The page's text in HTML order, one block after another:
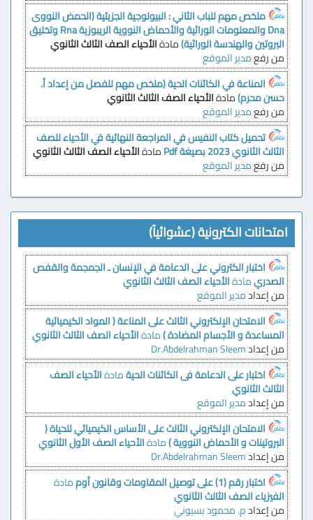
ملخص مهم للباب الثاني : البيولوجية الجزيئية (الحمض النووى
Dna والمعلومات الوراثية والأحماض النووية الريبوزية Rna وتخليق
البروتين والهندسة الوراثية)مادةالأحياء الصف الثالث الثانوي
من رفعمدير الموقع
المناعة في الكائنات الحية (ملخص مهم للفصل من إعداد أ.
حسن محرم)مادةالأحياء الصف الثالث الثانوي
من رفعمدير الموقع
تحميل كتاب النفيس في المراجعة النهائية في الأحياء للصف
الثالث الثانوي 2023 بصيغة Pdf مادةالأحياء الصف الثالث الثانوي
من رفعمدير الموقع
امتحانات الكترونية (عشوائياً)
اختبار الكتروني على الدعامة في الإنسان ـ الجمجمة والقفص
الصدريمادةالأحياءالصف الثالث الثانوي
من إعدادمدير الموقع
الامتحان الإلكتروني الثالث على المناعة ( المواد الكيميائية
المساعدة و الأجسام المضادة )مادةالأحياءالصف الثالث الثانوي
من إعدادDr.Abdelrahman Sleem
اختبار على الدعامة فى الكائنات الحيةمادةالأحياءالصف
الثالث الثانوي
من إعدادمدير الموقع
الامتحان الإلكتروني الثالث على الأساس الكيميائي للحياة (
البروتينات و الأحماض النووية )مادةالأحياءالصف الأول الثانوي
من إعدادDr.Abdelrahman Sleem
اختبار رقم (1) على توصيل المقاومات وقانون أوم
مادة
الفيزياءالصف الثالث الثانوي
من إعدادم. محمود بسيوني